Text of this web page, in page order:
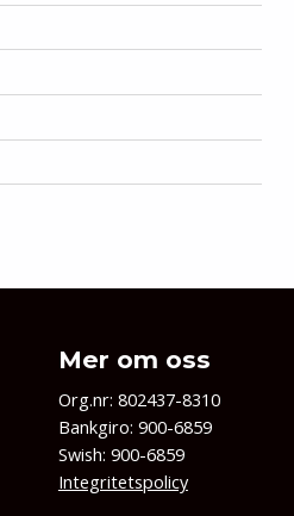
Mer om oss
Org.nr: 802437-8310
Bankgiro: 900-6859
Swish: 900-6859
Integritetspolicy